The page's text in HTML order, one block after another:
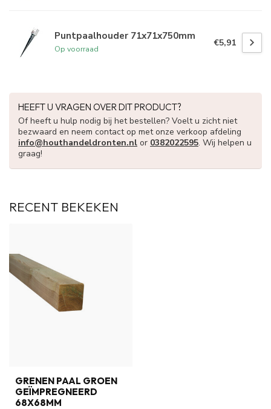
Puntpaalhouder 71x71x750mm
Op voorraad
€5,91
HEEFT U VRAGEN OVER DIT PRODUCT?
Of heeft u hulp nodig bij het bestellen? Voelt u zicht niet
bezwaard en neem contact op met onze verkoop afdeling
info@houthandeldronten.nl or 0382022595. Wij helpen u
graag!
RECENT BEKEKEN
GRENEN PAAL GROEN
GEÏMPREGNEERD
68X68MM